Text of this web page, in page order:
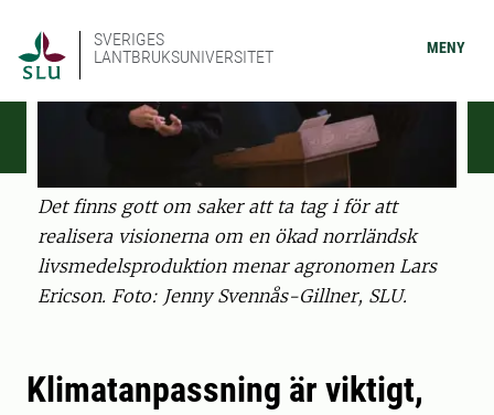
SVERIGES
LANTBRUKSUNIVERSITET
MENY
Det finns gott om saker att ta tag i för att
realisera visionerna om en ökad norrländsk
livsmedelsproduktion menar agronomen Lars
Ericson. Foto: Jenny Svennås-Gillner, SLU.
Klimatanpassning är viktigt,